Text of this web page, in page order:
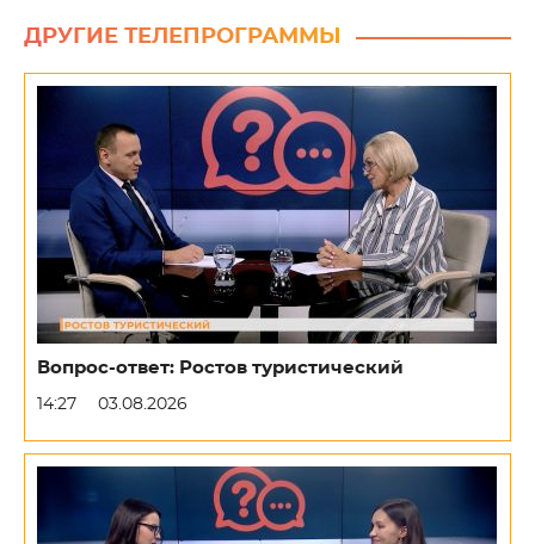
ДРУГИЕ ТЕЛЕПРОГРАММЫ
Вопрос-ответ: Ростов туристический
14:27 03.08.2026